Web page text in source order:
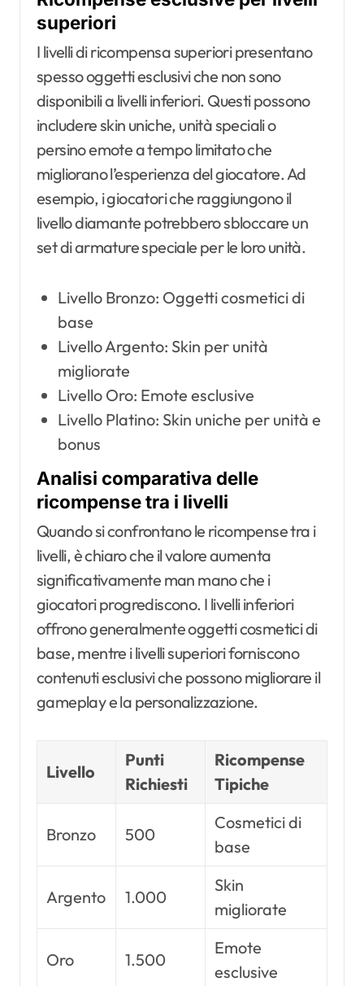
superiori
I livelli di ricompensa superiori presentano
spesso oggetti esclusivi che non sono
disponibili a livelli inferiori. Questi possono
includere skin uniche, unità speciali o
persino emote a tempo limitato che
migliorano l’esperienza del giocatore. Ad
esempio, i giocatori che raggiungono il
livello diamante potrebbero sbloccare un
set di armature speciale per le loro unità.
Livello Bronzo: Oggetti cosmetici di
base
Livello Argento: Skin per unità
migliorate
Livello Oro: Emote esclusive
Livello Platino: Skin uniche per unità e
bonus
Analisi comparativa delle
ricompense tra i livelli
Quando si confrontano le ricompense tra i
livelli, è chiaro che il valore aumenta
significativamente man mano che i
giocatori progrediscono. I livelli inferiori
offrono generalmente oggetti cosmetici di
base, mentre i livelli superiori forniscono
contenuti esclusivi che possono migliorare il
gameplay e la personalizzazione.
Livello
Punti
Richiesti
Ricompense
Tipiche
Bronzo 500
Cosmetici di
base
Argento 1.000
Skin
migliorate
Oro 1.500
Emote
esclusive